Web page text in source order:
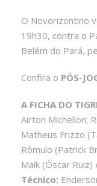
O Novorizontino
19h30, contra o
Belém do Pará,
Confira o PÓS-
A FICHA DO
Airton Michellon;
Matheus Frizzo
Rômulo (Patrick
Maik (Óscar
Técnico: